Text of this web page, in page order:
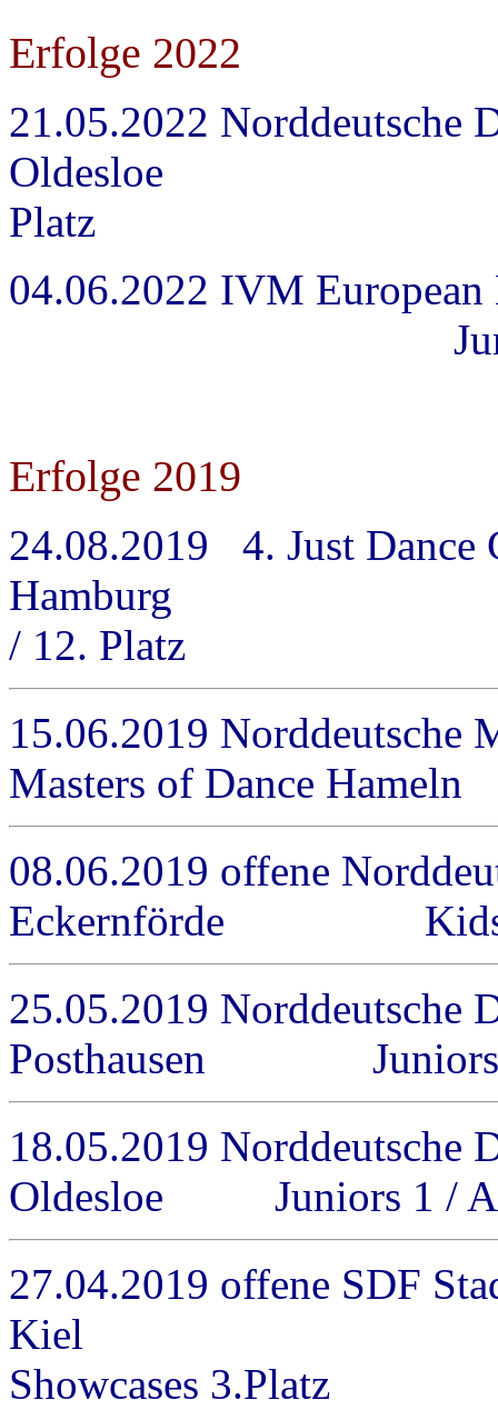
Erfolge 2022
21.05.2022 Norddeutsche
Oldesloe
Platz
04.06.2022 IVM
Juniors 2
Erfolge 2019
24.08.2019 4. Just Dance
/ 12. Platz
15.06.2019 Norddeutsche
Masters of Dance
08.06.2019 offene
Eckernförde Kids /
25.05.2019 Norddeutsche
Posthausen Juniors 1
18.05.2019 Norddeutsche
Oldesloe Juniors 1 / A-
27.04.2019 offene SDF
Kiel Juniors
Showcases 3.Platz